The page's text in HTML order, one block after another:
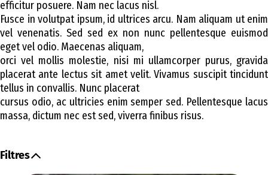
efficitur posuere. Nam nec lacus nisl.
Fusce in volutpat ipsum, id ultrices arcu. Nam aliquam ut enim
vel venenatis. Sed sed ex non nunc pellentesque euismod
eget vel odio. Maecenas aliquam,
orci vel mollis molestie, nisi mi ullamcorper purus, gravida
placerat ante lectus sit amet velit. Vivamus suscipit tincidunt
tellus in convallis. Nunc placerat
cursus odio, ac ultricies enim semper sed. Pellentesque lacus
massa, dictum nec est sed, viverra finibus risus.
Filtres